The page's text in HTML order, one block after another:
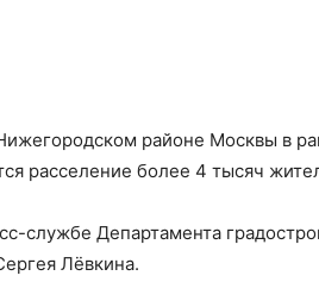
районе Москвы в
расселение более 4 тысяч
службе Департамента
Лёвкина.